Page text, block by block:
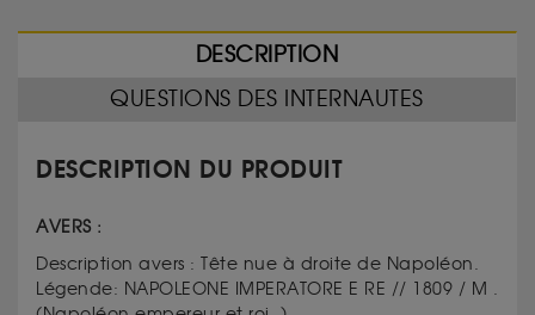
DESCRIPTION
QUESTIONS DES INTERNAUTES
DESCRIPTION DU PRODUIT
AVERS :
Description avers : Tête nue à droite de Napoléon.
Légende: NAPOLEONE IMPERATORE E RE // 1809 / M .